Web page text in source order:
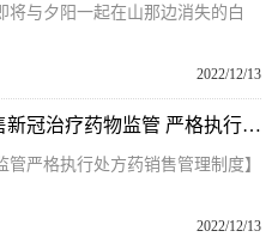
将与夕阳一起在山那边消失的白
2022/12/13
世界新资讯：海南：加强网售新冠治疗药物监管 严格执行处方药销售管理制度
管严格执行处方药销售管理制度】
2022/12/13